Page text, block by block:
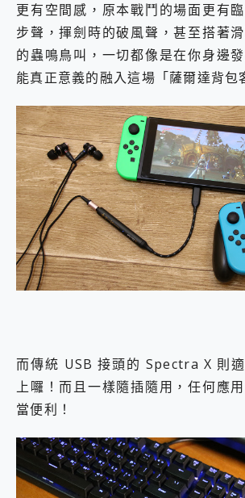
更有空間感，原本戰鬥的場面更有
步聲，揮劍時的破風聲，甚至搭著
的蟲鳴鳥叫，一切都像是在你身邊
能真正意義的融入這場「薩爾達背包
而傳統 USB 接頭的 Spectra X 則
上囉！而且一樣隨插隨用，任何應
當便利！